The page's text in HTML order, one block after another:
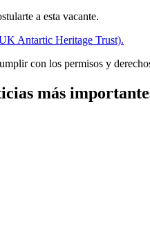
a esta vacante.
Antartic Heritage Trust).
con los permisos y
más